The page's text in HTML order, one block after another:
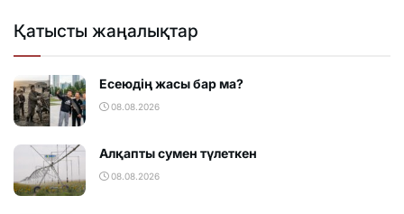
Қатысты жаңалықтар
Есеюдің жасы бар ма?
08.08.2026
Алқапты сумен түлеткен
08.08.2026